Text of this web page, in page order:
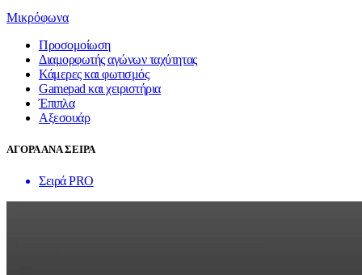
Μικρόφωνα
Προσομοίωση
Διαμορφωτής αγώνων ταχύτητας
Κάμερες και φωτισμός
Gamepad και χειριστήρια
Έπιπλα
Αξεσουάρ
ΑΓΟΡΑ ΑΝΑ ΣΕΙΡΑ
Σειρά PRO